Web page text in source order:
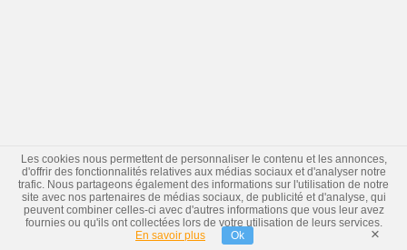
Les cookies nous permettent de personnaliser le contenu et les annonces,
d'offrir des fonctionnalités relatives aux médias sociaux et d'analyser notre
trafic. Nous partageons également des informations sur l'utilisation de notre
site avec nos partenaires de médias sociaux, de publicité et d'analyse, qui
peuvent combiner celles-ci avec d'autres informations que vous leur avez
fournies ou qu'ils ont collectées lors de votre utilisation de leurs services.
En savoir plus
Ok ×